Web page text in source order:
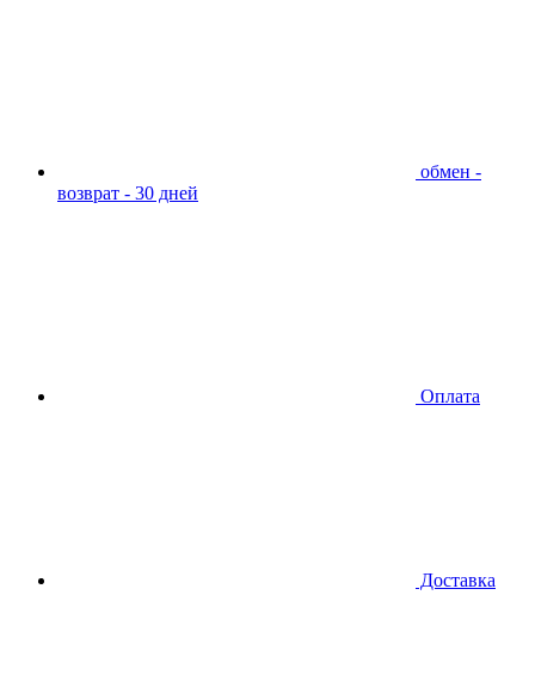
обмен -
возврат - 30 дней
Оплата
Доставка